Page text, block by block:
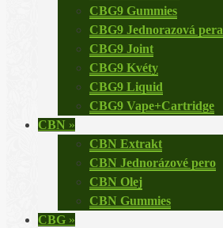
CBG9 Gummies
CBG9 Jednorazová pera
CBG9 Joint
CBG9 Kvéty
CBG9 Liquid
CBG9 Vape+Cartridge
CBN »
CBN Extrakt
CBN Jednorázové pero
CBN Olej
CBN Gummies
CBG »